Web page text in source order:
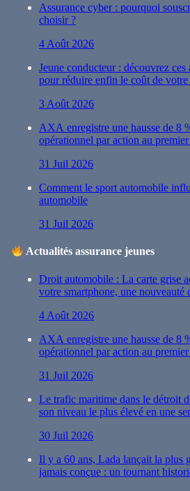
Assurance cyber : pourquoi
choisir ?
4 Août 2026
Jeune conducteur : découvrez
pour réduire enfin le coût de votre
3 Août 2026
AXA enregistre une hausse de 8
opérationnel par action au premier
31 Juil 2026
Comment le sport automobile
automobile
31 Juil 2026
Actualités assurance jeunes
Droit automobile : La carte grise
votre smartphone, une nouveauté
4 Août 2026
AXA enregistre une hausse de 8
opérationnel par action au premier
31 Juil 2026
Le trafic maritime dans le détroit
son niveau le plus élevé en une
30 Juil 2026
Il y a 60 ans, Lada lançait la plus
jamais conçue : un tournant